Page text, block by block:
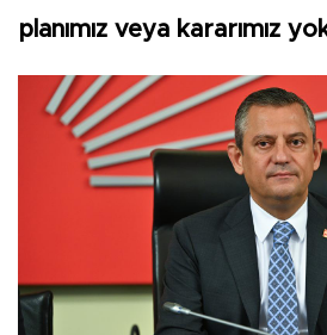
planımız veya kararımız